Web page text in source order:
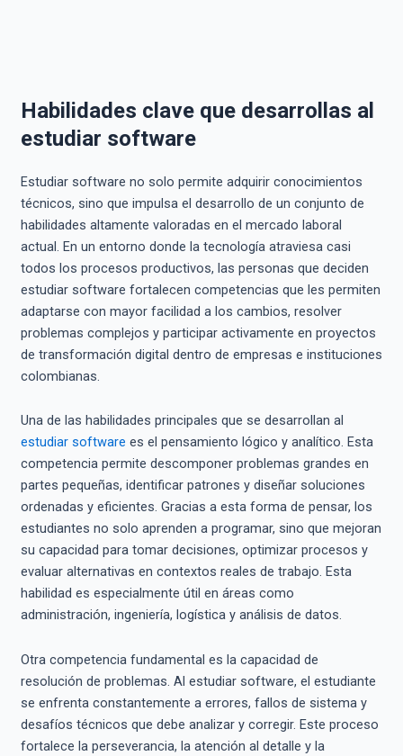
Habilidades clave que desarrollas al
estudiar software
Estudiar software no solo permite adquirir conocimientos
técnicos, sino que impulsa el desarrollo de un conjunto de
habilidades altamente valoradas en el mercado laboral
actual. En un entorno donde la tecnología atraviesa casi
todos los procesos productivos, las personas que deciden
estudiar software fortalecen competencias que les permiten
adaptarse con mayor facilidad a los cambios, resolver
problemas complejos y participar activamente en proyectos
de transformación digital dentro de empresas e instituciones
colombianas.
Una de las habilidades principales que se desarrollan al
estudiar software es el pensamiento lógico y analítico. Esta
competencia permite descomponer problemas grandes en
partes pequeñas, identificar patrones y diseñar soluciones
ordenadas y eficientes. Gracias a esta forma de pensar, los
estudiantes no solo aprenden a programar, sino que mejoran
su capacidad para tomar decisiones, optimizar procesos y
evaluar alternativas en contextos reales de trabajo. Esta
habilidad es especialmente útil en áreas como
administración, ingeniería, logística y análisis de datos.
Otra competencia fundamental es la capacidad de
resolución de problemas. Al estudiar software, el estudiante
se enfrenta constantemente a errores, fallos de sistema y
desafíos técnicos que debe analizar y corregir. Este proceso
fortalece la perseverancia, la atención al detalle y la